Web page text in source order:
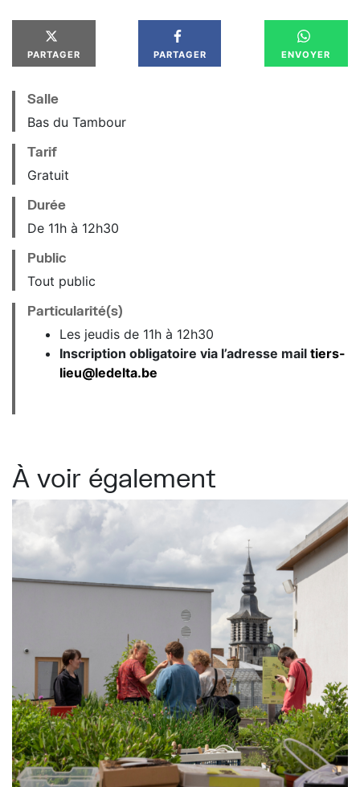
PARTAGER PARTAGER ENVOYER
Salle
Bas du Tambour
Tarif
Gratuit
Durée
De 11h à 12h30
Public
Tout public
Particularité(s)
Les jeudis de 11h à 12h30
Inscription obligatoire via l’adresse mail tiers-
lieu@ledelta.be
À voir également